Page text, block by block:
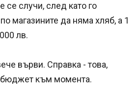
се случи, след като го
магазините да няма хляб, а 1
лв.
върви. Справка - това,
бюджет към момента.